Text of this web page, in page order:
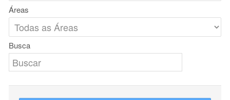
Áreas
Busca